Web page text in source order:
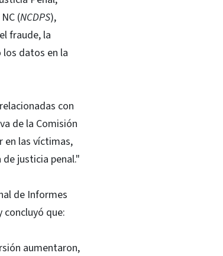
(NCDPS),
fraude, la
datos en la
con
de la Comisión
las víctimas,
justicia penal."
de Informes
concluyó que:
aumentaron,